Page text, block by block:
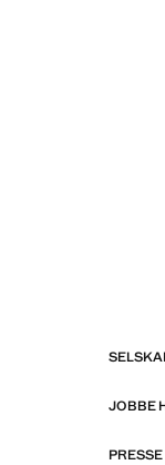
JOBBE
PRESSE